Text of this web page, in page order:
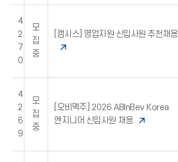
4
2
7
0
모
집
중
[캠시스] 영업지원 신입사원 추천채용
4
2
6
9
모
집
중
[오비맥주] 2026 ABInBev Korea
엔지니어 신입사원 채용